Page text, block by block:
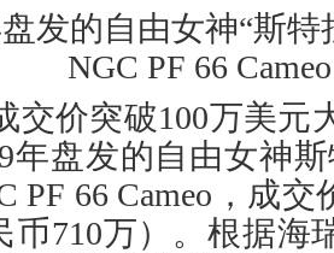
盘发的自由女神“斯
NGC PF 66
交价突破100万美元
年盘发的自由女神
PF 66 Cameo，成交
币710万）。根据海